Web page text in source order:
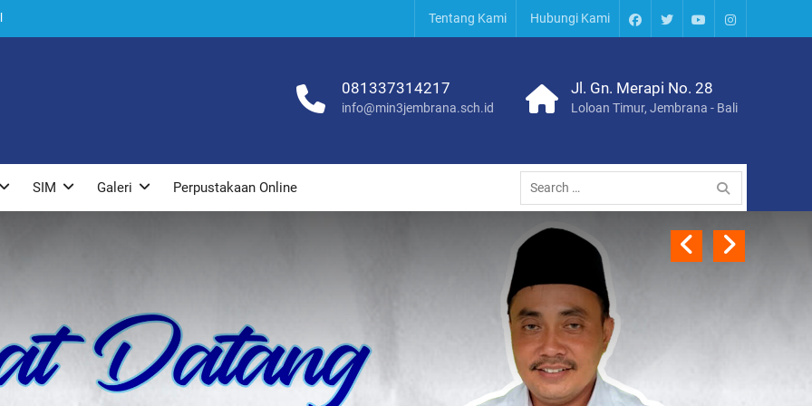
Tentang Kami Hubungi Kami
081337314217
info@min3jembrana.sch.id
Jl. Gn. Merapi No. 28
Loloan Timur, Jembrana - Bali
SIM Galeri Perpustakaan Online
Search
for: